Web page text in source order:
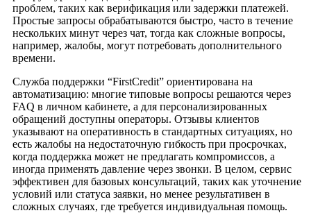
проблем, таких как верификация или задержки платежей.
Простые запросы обрабатываются быстро, часто в течение
нескольких минут через чат, тогда как сложные вопросы,
например, жалобы, могут потребовать дополнительного
времени.
Служба поддержки “FirstCredit” ориентирована на
автоматизацию: многие типовые вопросы решаются через
FAQ в личном кабинете, а для персонализированных
обращений доступны операторы. Отзывы клиентов
указывают на оперативность в стандартных ситуациях, но
есть жалобы на недостаточную гибкость при просрочках,
когда поддержка может не предлагать компромиссов, а
иногда применять давление через звонки. В целом, сервис
эффективен для базовых консультаций, таких как уточнение
условий или статуса заявки, но менее результативен в
сложных случаях, где требуется индивидуальная помощь.